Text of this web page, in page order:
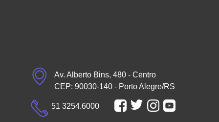
Av. Alberto Bins, 480 - Centro
CEP: 90030-140 - Porto Alegre/RS
51 3254.6000